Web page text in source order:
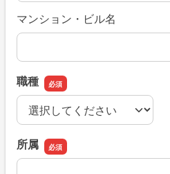
マンション・ビル名
職種
職種
所属
所属